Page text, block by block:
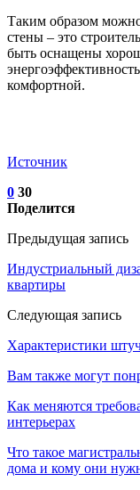
Таким образом
стены – это
быть оснащены
комфортной.
Источник
0 30
Поделится
Предыдущая запись
Индустриальный
квартиры
Следующая запись
Характеристики
Вам также могут
Как меняются
интерьерах
Что такое
дома и кому они